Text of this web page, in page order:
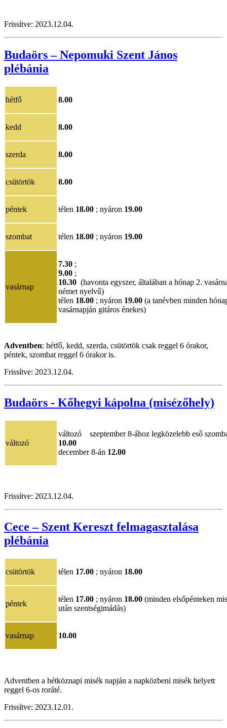
Frissítve: 2023.12.04.
Budaörs – Nepomuki Szent János
plébánia
hétfő 8.00
kedd 8.00
szerda 8.00
csütörtök 8.00
péntek télen 18.00 ; nyáron 19.00
szombat télen 18.00 ; nyáron 19.00
vasárnap
7.30 ;
9.00 ;
10.30 (havonta egyszer, általában a hónap 2.
német nyelvű)
télen 18.00 ; nyáron 19.00 (a tanévben minden
vasárnapján gitáros énekes)
Adventben: hétfő, kedd, szerda, csütörtök csak reggel 6 órakor,
péntek, szombat reggel 6 órakor is.
Frissítve: 2023.12.04.
Budaörs - Kőhegyi kápolna (misézőhely)
változó
változó szeptember 8-ához legközelebb eső
10.00
december 8-án 12.00
Frissítve: 2023.12.04.
Cece – Szent Kereszt felmagasztalása
plébánia
csütörtök télen 17.00 ; nyáron 18.00
péntek
télen 17.00 ; nyáron 18.00 (minden elsőpénteken
után szentségimádás)
vasárnap 10.00
Adventben a hétköznapi misék napján a napközbeni misék helyett
reggel 6-os roráté.
Frissítve: 2023.12.01 .